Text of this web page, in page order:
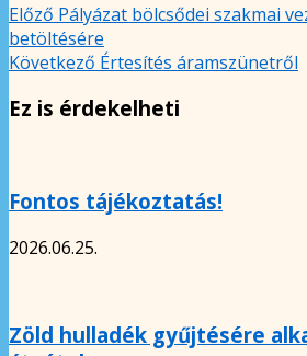
Előző Pályázat bölcsődei szakmai
betöltésére
Következő Értesítés áramszünetről
Ez is érdekelheti
Fontos tájékoztatás!
2026.06.25.
Zöld hulladék gyűjtésére